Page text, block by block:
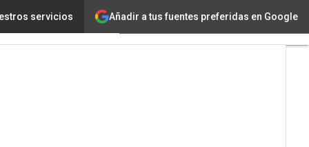
Añadir a tus fuentes preferidas en Google
servicios